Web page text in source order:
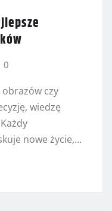
0
czy
wiedzę
nowe życie,…